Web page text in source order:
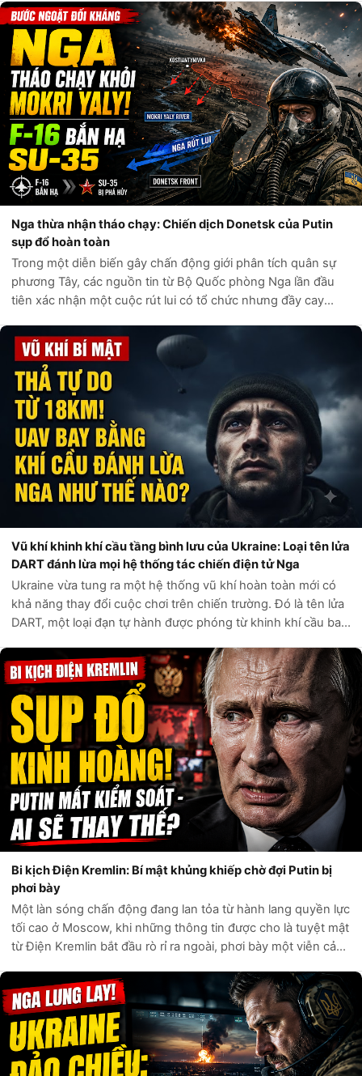
bàn cờ địa chín...
Nga thừa nhận tháo chạy: Chiến dịch Donetsk của Putin
sụp đổ hoàn toàn
Trong một diễn biến gây chấn động giới phân tích quân sự
phương Tây, các nguồn tin từ Bộ Quốc phòng Nga lần đầu
tiên xác nhận một cuộc rút lui có tổ chức nhưng đầy cay
bị rò rỉ từ nội bộ Điện...
Vũ khí khinh khí cầu tầng bình lưu của Ukraine: Loại tên lửa
DART đánh lừa mọi hệ thống tác chiến điện tử Nga
Ukraine vừa tung ra một hệ thống vũ khí hoàn toàn mới có
khả năng thay đổi cuộc chơi trên chiến trường. Đó là tên lửa
DART, một loại đạn tự hành được phóng từ khinh khí cầu bay
thẳng vào mục t...
Bi kịch Điện Kremlin: Bí mật khủng khiếp chờ đợi Putin bị
phơi bày
Một làn sóng chấn động đang lan tỏa từ hành lang quyền lực
tối cao ở Moscow, khi những thông tin được cho là tuyệt mật
từ Điện Kremlin bắt đầu rò rỉ ra ngoài, phơi bày một viễn cảnh
Tây từng đư...